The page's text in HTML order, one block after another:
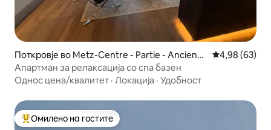
Поткровје во Metz-Centre - Partie - Ancienn
e Ville
Просечна
4,98 (63)
Апартман за релаксација со спа базен
Однос цена/квалитет · Локација · Удобност
Меѓу најуспешните „Омилени на гостите“
Омилено на гостите